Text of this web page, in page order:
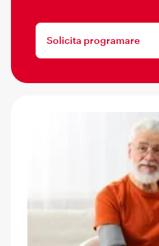
Solicita programare